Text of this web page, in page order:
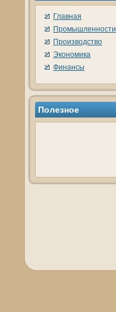
Главная
Промышленности
Производство
Экономика
Финансы
Полезное